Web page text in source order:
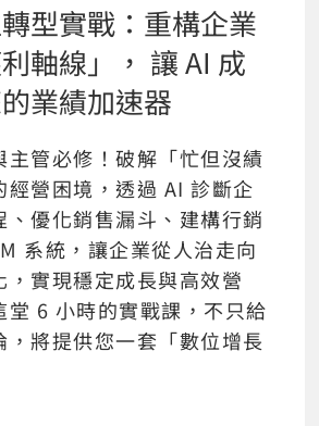
型實戰：重構企業
利軸線」， 讓 AI 成
業績加速器
主管必修！破解「忙但沒績
經營困境，透過 AI 診斷企
、優化銷售漏斗、建構行銷
系統，讓企業從人治走向
，實現穩定成長與高效營
堂 6 小時的實戰課，不只給
，將提供您一套「數位增長